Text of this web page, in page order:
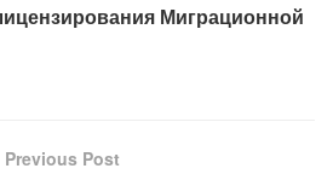
Миграционной
Previous Post